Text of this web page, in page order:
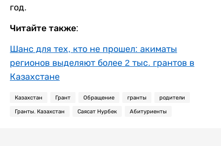
год.
Читайте также:
Шанс для тех, кто не прошел: акиматы
регионов выделяют более 2 тыс. грантов в
Казахстане
Казахстан Грант Обращение гранты родители
Гранты. Казахстан Саясат Нурбек Абитуриенты